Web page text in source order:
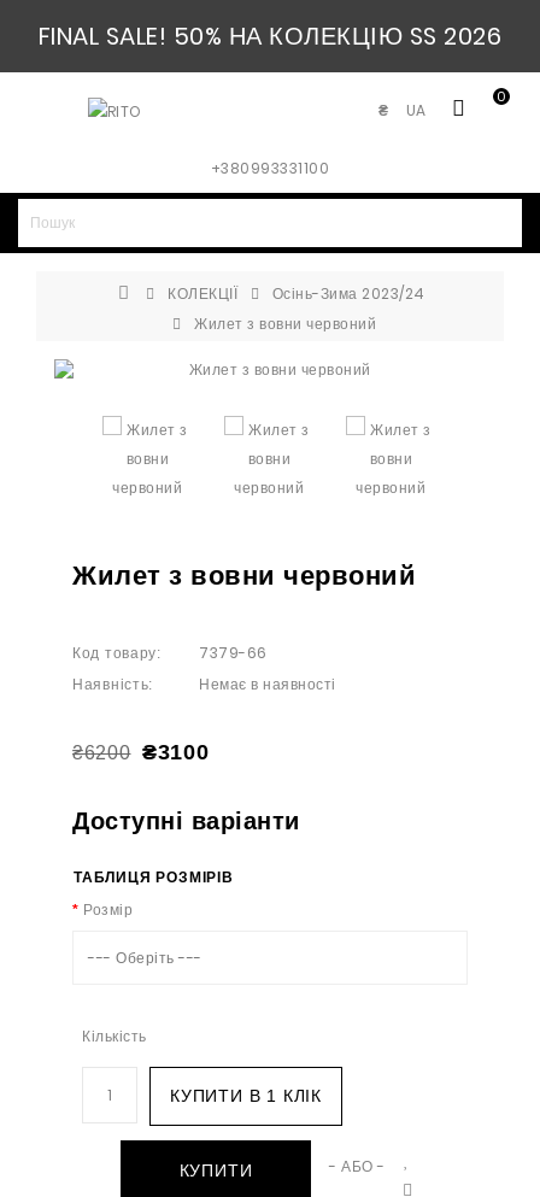
FINAL SALE! 50% НА КОЛЕКЦІЮ SS 2026
0
UA
₴
+380993331100
КОЛЕКЦІЇ
Осінь-Зима 2023/24
Жилет з вовни червоний
Жилет з вовни червоний
Код товару: 7379-66
Наявність: Немає в наявності
₴6200 ₴3100
Доступні варіанти
ТАБЛИЦЯ РОЗМІРІВ
Розмір
--- Оберіть ---
Кількість
КУПИТИ В 1 КЛІК
КУПИТИ - АБО -